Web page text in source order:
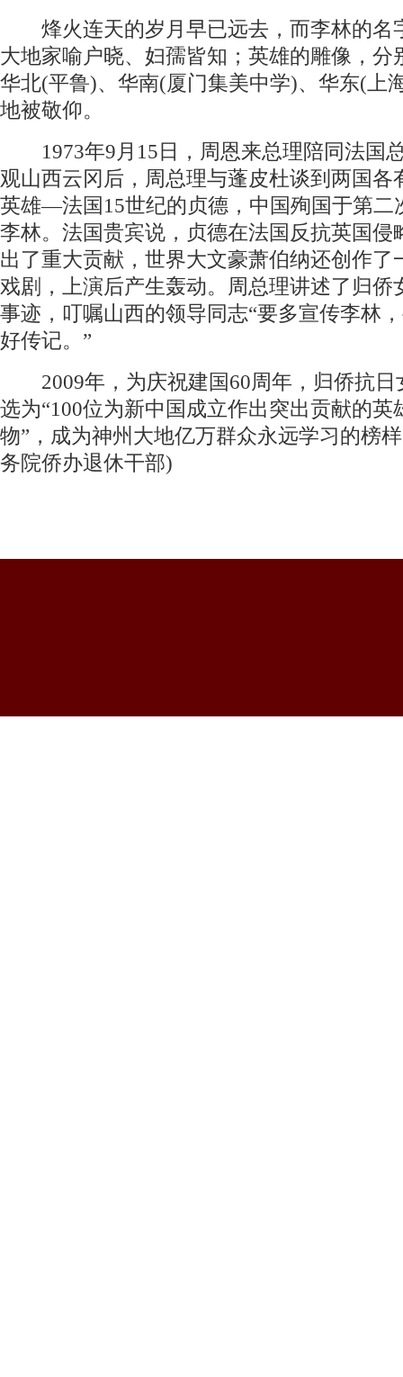
烽火连天的岁月早已远去，而李林的名
大地家喻户晓、妇孺皆知；英雄的雕像，分
华北(平鲁)、华南(厦门集美中学)、华东(上
地被敬仰。
1973年9月15日，周恩来总理陪同法国
观山西云冈后，周总理与蓬皮杜谈到两国各
英雄—法国15世纪的贞德，中国殉国于第二
李林。法国贵宾说，贞德在法国反抗英国侵
出了重大贡献，世界大文豪萧伯纳还创作了
戏剧，上演后产生轰动。周总理讲述了归侨
事迹，叮嘱山西的领导同志“要多宣传李林
好传记。”
2009年，为庆祝建国60周年，归侨抗日
选为“100位为新中国成立作出突出贡献的英
物”，成为神州大地亿万群众永远学习的榜
务院侨办退休干部)